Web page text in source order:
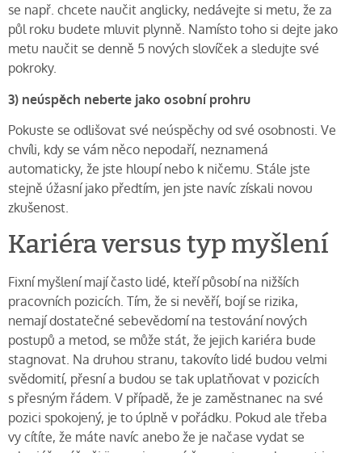
se např. chcete naučit anglicky, nedávejte si metu, že za
půl roku budete mluvit plynně. Namísto toho si dejte jako
metu naučit se denně 5 nových slovíček a sledujte své
pokroky.
3) neúspěch neberte jako osobní prohru
Pokuste se odlišovat své neúspěchy od své osobnosti. Ve
chvíli, kdy se vám něco nepodaří, neznamená
automaticky, že jste hloupí nebo k ničemu. Stále jste
stejně úžasní jako předtím, jen jste navíc získali novou
zkušenost.
Kariéra versus typ myšlení
Fixní myšlení mají často lidé, kteří působí na nižších
pracovních pozicích. Tím, že si nevěří, bojí se rizika,
nemají dostatečné sebevědomí na testování nových
postupů a metod, se může stát, že jejich kariéra bude
stagnovat. Na druhou stranu, takovíto lidé budou velmi
svědomití, přesní a budou se tak uplatňovat v pozicích
s přesným řádem. V případě, že je zaměstnanec na své
pozici spokojený, je to úplně v pořádku. Pokud ale třeba
vy cítíte, že máte navíc anebo že je načase vydat se